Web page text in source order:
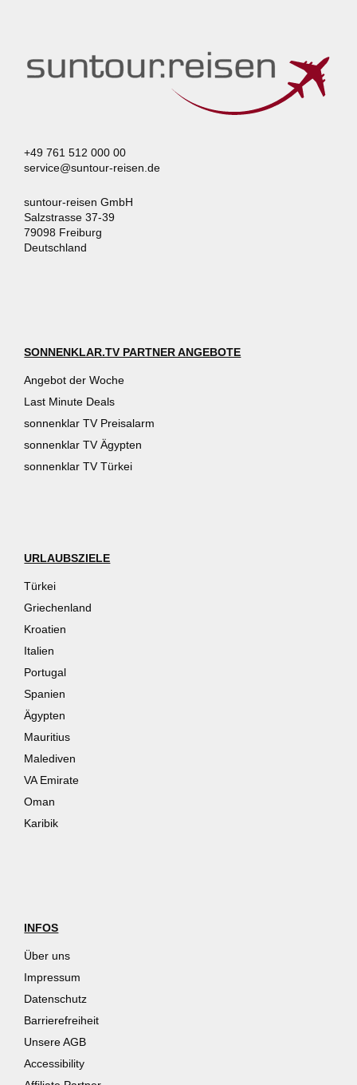
+49 761 512 000 00
service@suntour-reisen.de
suntour-reisen GmbH
Salzstrasse 37-39
79098 Freiburg
Deutschland
SONNENKLAR.TV PARTNER ANGEBOTE
Angebot der Woche
Last Minute Deals
sonnenklar TV Preisalarm
sonnenklar TV Ägypten
sonnenklar TV Türkei
URLAUBSZIELE
Türkei
Griechenland
Kroatien
Italien
Portugal
Spanien
Ägypten
Mauritius
Malediven
VA Emirate
Oman
Karibik
INFOS
Über uns
Impressum
Datenschutz
Barrierefreiheit
Unsere AGB
Accessibility